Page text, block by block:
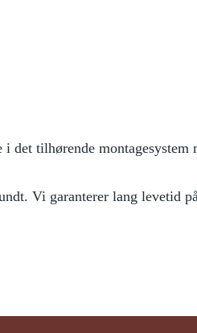
tilhørende montagesystem
Vi garanterer lang levetid